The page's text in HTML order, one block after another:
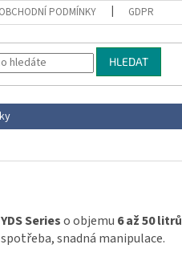
OBCHODNÍ PODMÍNKY GDPR
HLEDAT
Serieso objemu 6 až 50 litrů
snadná manipulace.